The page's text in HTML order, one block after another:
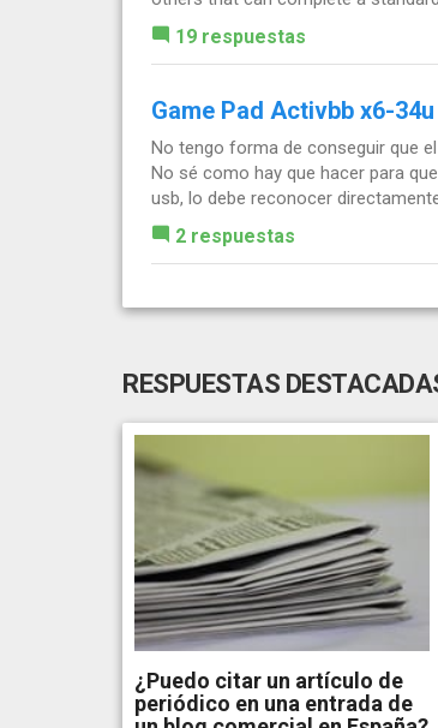
19 respuestas
Game Pad Activbb x6-
No tengo forma de conseguir que
No sé como hay que hacer para
usb, lo debe reconocer
2 respuestas
RESPUESTAS
¿Puedo citar un artículo de
periódico en una entrada de